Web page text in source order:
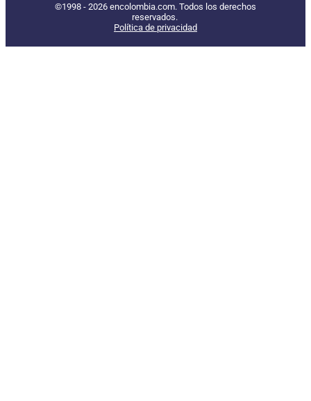
©1998 - 2026 encolombia.com. Todos los derechos
reservados.
Política de privacidad